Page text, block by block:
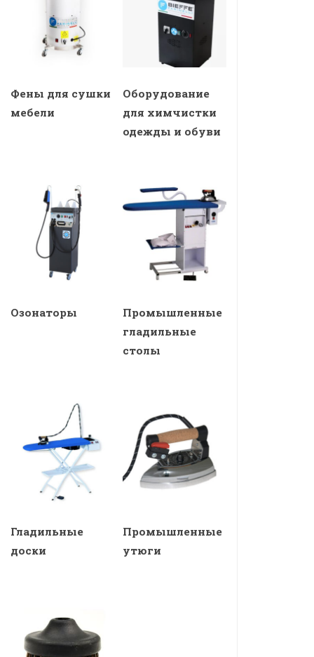
Фены для сушки
мебели
Оборудование
для химчистки
одежды и обуви
Озонаторы
Промышленные
гладильные
столы
Гладильные
доски
Промышленные
утюги